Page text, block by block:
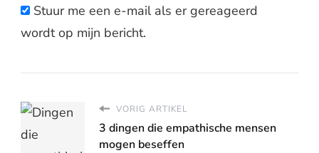
Stuur me een e-mail als er gereageerd
wordt op mijn bericht.
VORIG ARTIKEL
3 dingen die empathische mensen
mogen beseffen